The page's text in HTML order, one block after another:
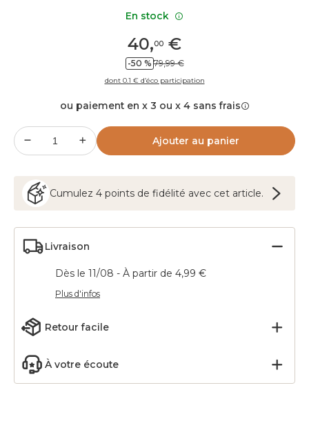
40,00 €
-50 % 79,99 €
dont 0.1 € d’éco participation
ou paiement en x 3 ou x 4 sans frais
Ajouter au panier
Cumulez 4 points de fidélité avec cet article.
Livraison
Dès le 11/08 - À partir de 4,99 €
Plus d'infos
Retour facile
À votre écoute